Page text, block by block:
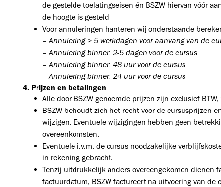
de gestelde toelatingseisen én BSZW hiervan vóór
de hoogte is gesteld.
Voor annuleringen hanteren wij onderstaande
– Annulering > 5 werkdagen voor aanvang van
– Annulering binnen 2-5 dagen voor de
– Annulering binnen 48 uur voor de
– Annulering binnen 24 uur voor de
4. Prijzen en betalingen
Alle door BSZW genoemde prijzen zijn exclusief
BSZW behoudt zich het recht voor de cursusprijzen
wijzigen. Eventuele wijzigingen hebben geen
overeenkomsten.
Eventuele i.v.m. de cursus noodzakelijke
in rekening gebracht.
Tenzij uitdrukkelijk anders overeengekomen dienen
factuurdatum, BSZW factureert na uitvoering van de